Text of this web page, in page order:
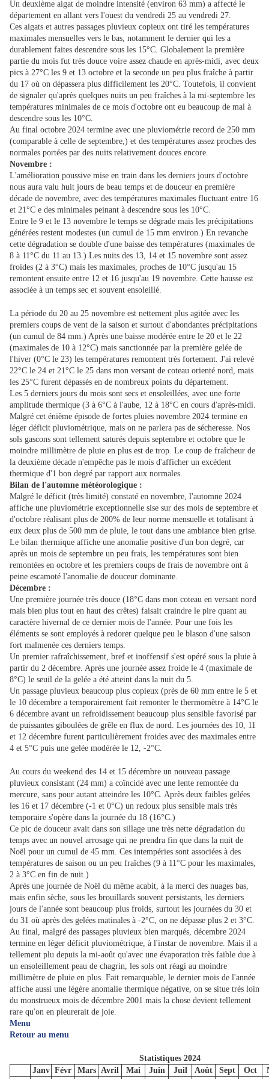
Un deuxième aigat de moindre intensité (environ 63 mm) a affecté le
département en allant vers l'ouest du vendredi 25 au vendredi 27.
Ces aigats et autres passages pluvieux copieux ont tiré les températures
maximales mensuelles vers le bas, notamment le dernier qui les a
durablement faites descendre sous les 15°C. Globalement la première
partie du mois fut très douce voire assez chaude en après-midi, avec deux
pics à 27°C les 9 et 13 octobre et la seconde un peu plus fraîche à partir
du 17 où on dépassera plus difficilement les 20°C. Toutefois, il convient
de signaler qu'après quelques nuits un peu fraîches à la mi-septembre les
températures minimales de ce mois d'octobre ont eu beaucoup de mal à
descendre sous les 10°C.
Au final octobre 2024 termine avec une pluviométrie record de 250 mm
(comparable à celle de septembre,) et des températures assez proches des
normales portées par des nuits relativement douces encore.
Novembre :
L'amélioration poussive mise en train dans les derniers jours d'octobre
nous aura valu huit jours de beau temps et de douceur en première
décade de novembre, avec des températures maximales fluctuant entre 16
et 21°C e des minimales peinant à descendre sous les 10°C.
Entre le 9 et le 13 novembre le temps se dégrade mais les précipitations
générées restent modestes (un cumul de 15 mm environ.) En revanche
cette dégradation se double d'une baisse des températures (maximales de
8 à 11°C du 11 au 13.) Les nuits des 13, 14 et 15 novembre sont assez
froides (2 à 3°C) mais les maximales, proches de 10°C jusqu'au 15
remontent ensuite entre 12 et 16 jusqu'au 19 novembre. Cette hausse est
associée à un temps sec et souvent ensoleillé.
La période du 20 au 25 novembre est nettement plus agitée avec les
premiers coups de vent de la saison et surtout d'abondantes précipitations
(un cumul de 84 mm.) Après une baisse modérée entre le 20 et le 22
(maximales de 10 à 12°C) mais sanctionnée par la première gelée de
l'hiver (0°C le 23) les températures remontent très fortement. J'ai relevé
22°C le 24 et 21°C le 25 dans mon versant de coteau orienté nord, mais
les 25°C furent dépassés en de nombreux points du département.
Les 5 derniers jours du mois sont secs et ensoleillées, avec une forte
amplitude thermique (3 à 6°C à l'aube, 12 à 18°C en cours d'après-midi.
Malgré cet énième épisode de fortes pluies novembre 2024 termine en
léger déficit pluviométrique, mais on ne parlera pas de sécheresse. Nos
sols gascons sont tellement saturés depuis septembre et octobre que le
moindre millimètre de pluie en plus est de trop. Le coup de fraîcheur de
la deuxième décade n'empêche pas le mois d'afficher un excédent
thermique d'1 bon degré par rapport aux normales.
Bilan de l'automne météorologique :
Malgré le déficit (très limité) constaté en novembre, l'automne 2024
affiche une pluviométrie exceptionnelle sise sur des mois de septembre et
d'octobre réalisant plus de 200% de leur norme mensuelle et totalisant à
eux deux plus de 500 mm de pluie, le tout dans une ambiance bien grise.
Le bilan thermique affiche une anomalie positive d'un bon degré, car
après un mois de septembre un peu frais, les températures sont bien
remontées en octobre et les premiers coups de frais de novembre ont à
peine escamoté l'anomalie de douceur dominante.
Décembre :
Une première journée très douce (18°C dans mon coteau en versant nord
mais bien plus tout en haut des crêtes) faisait craindre le pire quant au
caractère hivernal de ce dernier mois de l'année. Pour une fois les
éléments se sont employés à redorer quelque peu le blason d'une saison
fort malmenée ces derniers temps.
Un premier rafraîchissement, bref et inoffensif s'est opéré sous la pluie à
partir du 2 décembre. Après une journée assez froide le 4 (maximale de
8°C) le seuil de la gelée a été atteint dans la nuit du 5.
Un passage pluvieux beaucoup plus copieux (près de 60 mm entre le 5 et
le 10 décembre a temporairement fait remonter le thermomètre à 14°C le
6 décembre avant un refroidissement beaucoup plus sensible favorisé par
de puissantes giboulées de grêle en flux de nord. Les journées des 10, 11
et 12 décembre furent particulièrement froides avec des maximales entre
4 et 5°C puis une gelée modérée le 12, -2°C.
Au cours du weekend des 14 et 15 décembre un nouveau passage
pluvieux consistant (24 mm) a coïncidé avec une lente remontée du
mercure, sans pour autant atteindre les 10°C. Après deux faibles gelées
les 16 et 17 décembre (-1 et 0°C) un redoux plus sensible mais très
temporaire s'opère dans la journée du 18 (16°C.)
Ce pic de douceur avait dans son sillage une très nette dégradation du
temps avec un nouvel arrosage qui ne prendra fin que dans la nuit de
Noël pour un cumul de 45 mm. Ces intempéries sont associées à des
températures de saison ou un peu fraîches (9 à 11°C pour les maximales,
2 à 3°C en fin de nuit.)
Après une journée de Noël du même acabit, à la merci des nuages bas,
mais enfin sèche, sous les brouillards souvent persistants, les derniers
jours de l'année sont beaucoup plus froids, surtout les journées du 30 et
du 31 où après des gelées matinales à -2°C, on ne dépasse plus 2 et 3°C.
Au final, malgré des passages pluvieux bien marqués, décembre 2024
termine en léger déficit pluviométrique, à l'instar de novembre. Mais il a
tellement plu depuis la mi-août qu'avec une évaporation très faible due à
un ensoleillement peau de chagrin, les sols ont réagi au moindre
millimètre de pluie en plus. Fait remarquable, le dernier mois de l'année
affiche aussi une légère anomalie thermique négative, on se situe très loin
du monstrueux mois de décembre 2001 mais la chose devient tellement
rare qu'on en pleurerait de joie.
Menu
Retour au menu
Statistiques 2024
Janv Févr Mars Avril Mai Juin Juil Août Sept Oct